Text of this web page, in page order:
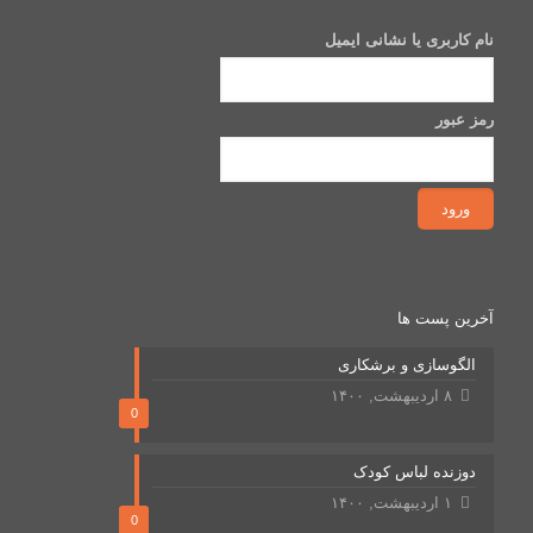
نام کاربری یا نشانی ایمیل
رمز عبور
آخرین پست ها
0
الگوسازی و برشکاری
۸ اردیبهشت, ۱۴۰۰
0
دوزنده لباس کودک
۱ اردیبهشت, ۱۴۰۰